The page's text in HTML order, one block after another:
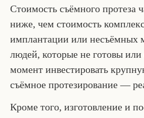
Стоимость съёмного протеза
ниже, чем стоимость
имплантации или несъёмных
людей, которые не готовы или
момент инвестировать
съёмное протезирование —
Кроме того, изготовление и